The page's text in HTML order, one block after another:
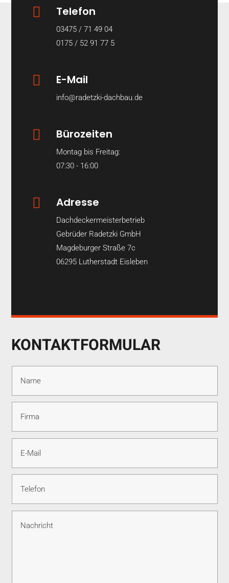
 Telefon
03475 / 71 49 04
0175 / 52 91 77 5
 E-Mail
info@radetzki-dachbau.de
 Bürozeiten
Montag bis Freitag:
07:30 - 16:00
 Adresse
Dachdeckermeisterbetrieb
Gebrüder Radetzki GmbH
Magdeburger Straße 7c
06295 Lutherstadt Eisleben
KONTAKTFORMULAR